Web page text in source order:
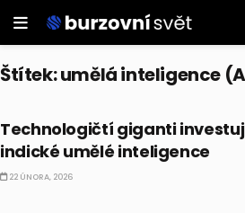
Štítek:umělá inteligence
Technologičtí giganti
indické umělé inteligence
22 ÚNORA, 2026